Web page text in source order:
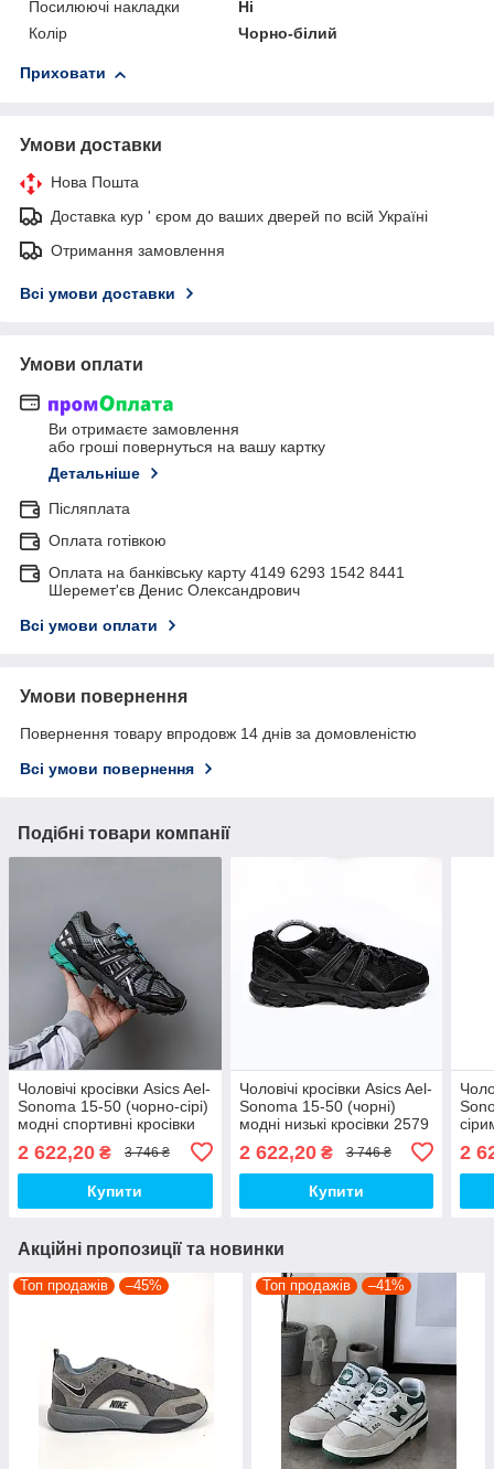
Посилюючі накладки
Ні
Колір
Чорно-білий
Приховати
Умови доставки
Нова Пошта
Доставка кур ' єром до ваших дверей по всій Україні
Отримання замовлення
Всі умови доставки
Умови оплати
Ви отримаєте замовлення
або гроші повернуться на вашу картку
Детальніше
Післяплата
Оплата готівкою
Оплата на банківську карту 4149 6293 1542 8441
Шеремет'єв Денис Олександрович
Всі умови оплати
Умови повернення
Повернення товару впродовж 14 днів за домовленістю
Всі умови повернення
Подібні товари компанії
Чоловічі кросівки Asics Ael-
Sonoma 15-50 (чорно-сірі)
модні спортивні кросівки
2 622,20 ₴ 3 746 ₴
Купити
Чоловічі кросівки Asics Ael-
Sonoma 15-50 (чорні)
модні низькі кросівки 2579
2 622,20₴ 3 746 ₴
Купити
2
Акційні пропозиції та новинки
Топ продажів –45% Топ продажів –41%